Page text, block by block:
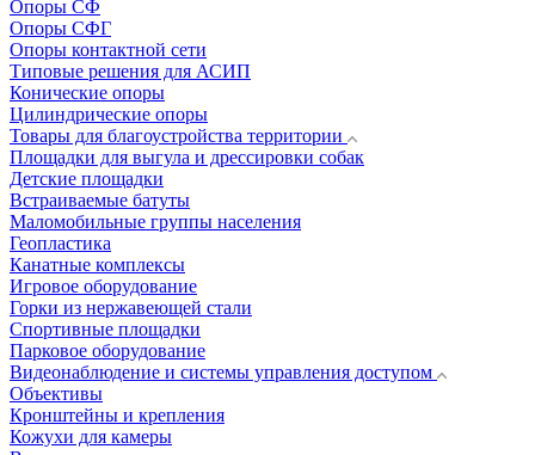
Опоры СФ
Опоры СФГ
Опоры контактной сети
Типовые решения для АСИП
Конические опоры
Цилиндрические опоры
Товары для благоустройства территории
Площадки для выгула и дрессировки собак
Детские площадки
Встраиваемые батуты
Маломобильные группы населения
Геопластика
Канатные комплексы
Игровое оборудование
Горки из нержавеющей стали
Спортивные площадки
Парковое оборудование
Видеонаблюдение и системы управления доступом
Объективы
Кронштейны и крепления
Кожухи для камеры